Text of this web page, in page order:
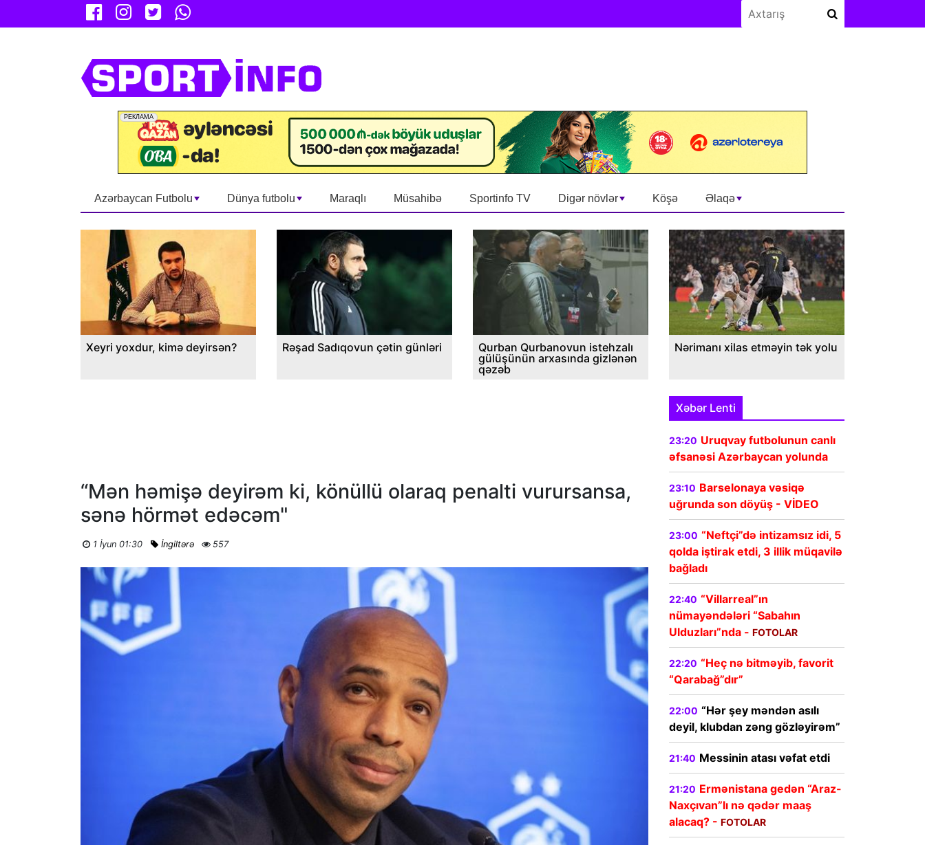
Azərbaycan Futbolu Dünya futbolu Maraqlı Müsahibə Sportinfo TV Digər növlər Köşə Əlaqə
Xeyri yoxdur, kimə deyirsən? Rəşad Sadıqovun çətin günləri
Qurban Qurbanovun istehzalı
gülüşünün arxasında gizlənən
qəzəb
Nərimanı xilas etməyin tək yolu
“Mən həmişə deyirəm ki, könüllü olaraq penalti vurursansa,
sənə hörmət edəcəm"
1 İyun 01:30 İngiltərə 557
Xəbər Lenti
23:20 Uruqvay futbolunun canlı
əfsanəsi Azərbaycan yolunda
23:10 Barselonaya vəsiqə
uğrunda son döyüş - VİDEO
23:00 “Neftçi”də intizamsız idi, 5
qolda iştirak etdi, 3 illik müqavilə
bağladı
22:40 “Villarreal”ın
nümayəndələri “Sabahın
Ulduzları”nda - FOTOLAR
22:20 “Heç nə bitməyib, favorit
“Qarabağ”dır”
22:00 “Hər şey məndən asılı
deyil, klubdan zəng gözləyirəm”
21:40 Messinin atası vəfat etdi
21:20 Ermənistana gedən “Araz-
Naxçıvan”lı nə qədər maaş
alacaq? - FOTOLAR